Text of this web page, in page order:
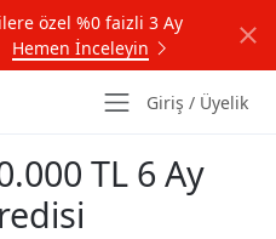
özel %0 faizli 3 Ay
Hemen İnceleyin
Giriş / Üyelik
TL 6 Ay